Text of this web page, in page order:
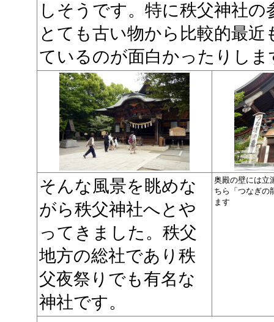
しそうです。特に秩父神社
とても古い物から比較的最
ているのが面白かったりしま
そんな風景を眺めな
がら秩父神社へとや
ってきました。秩父
地方の総社であり秩
父夜祭りでも有名な
神社です。
奥殿の壁には立
ちら「つなぎの
ます